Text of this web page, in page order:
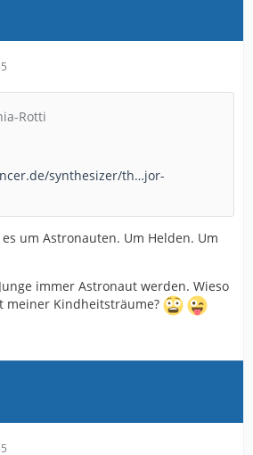
Rotti
synthesizer/th…jor-
um Astronauten. Um Helden. Um
immer Astronaut werden. Wieso
Kindheitsträume?